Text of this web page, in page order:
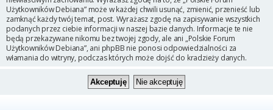
Użytkowników Debiana” może w każdej chwili usunąć, zmienić, przenieść lub
zamknąć każdy twój temat, post. Wyrażasz zgodę na zapisywanie wszystkich
podanych przez ciebie informacji w naszej bazie danych. Informacje te nie
będą przekazywane nikomu bez twojej zgody, ale ani „Polskie Forum
Użytkowników Debiana”, ani phpBB nie ponosi odpowiedzialności za
włamania do witryny, podczas których może dojść do kradzieży danych.